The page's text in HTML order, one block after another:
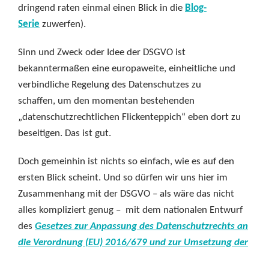
dringend raten einmal einen Blick in die Blog-
Serie zuwerfen).
Sinn und Zweck oder Idee der DSGVO ist
bekanntermaßen eine europaweite, einheitliche und
verbindliche Regelung des Datenschutzes zu
schaffen, um den momentan bestehenden
„datenschutzrechtlichen Flickenteppich“ eben dort zu
beseitigen. Das ist gut.
Doch gemeinhin ist nichts so einfach, wie es auf den
ersten Blick scheint. Und so dürfen wir uns hier im
Zusammenhang mit der DSGVO – als wäre das nicht
alles kompliziert genug – mit dem nationalen Entwurf
des Gesetzes zur Anpassung des Datenschutzrechts an
die Verordnung (EU) 2016/679 und zur Umsetzung der